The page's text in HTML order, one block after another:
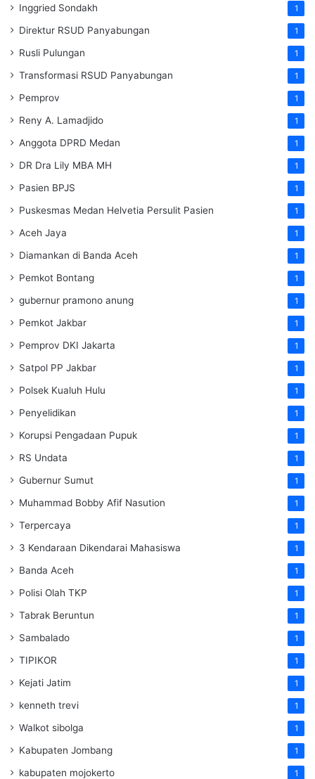
Inggried Sondakh 1
Direktur RSUD Panyabungan 1
Rusli Pulungan 1
Transformasi RSUD Panyabungan 1
Pemprov 1
Reny A. Lamadjido 1
Anggota DPRD Medan 1
DR Dra Lily MBA MH 1
Pasien BPJS 1
Puskesmas Medan Helvetia Persulit Pasien 1
Aceh Jaya 1
Diamankan di Banda Aceh 1
Pemkot Bontang 1
gubernur pramono anung 1
Pemkot Jakbar 1
Pemprov DKI Jakarta 1
Satpol PP Jakbar 1
Polsek Kualuh Hulu 1
Penyelidikan 1
Korupsi Pengadaan Pupuk 1
RS Undata 1
Gubernur Sumut 1
Muhammad Bobby Afif Nasution 1
Terpercaya 1
3 Kendaraan Dikendarai Mahasiswa 1
Banda Aceh 1
Polisi Olah TKP 1
Tabrak Beruntun 1
Sambalado 1
TIPIKOR 1
Kejati Jatim 1
kenneth trevi 1
Walkot sibolga 1
Kabupaten Jombang 1
kabupaten mojokerto 1